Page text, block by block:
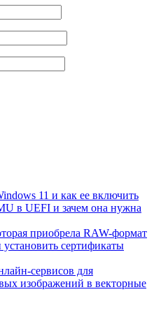
11 и как ее включить
в UEFI и зачем она нужна
приобрела RAW-формат
сертификаты
сервисов для
изображений в векторные